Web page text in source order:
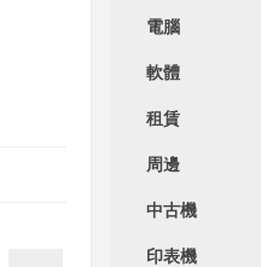
電腦
軟體
租賃
周邊
中古機
印表機